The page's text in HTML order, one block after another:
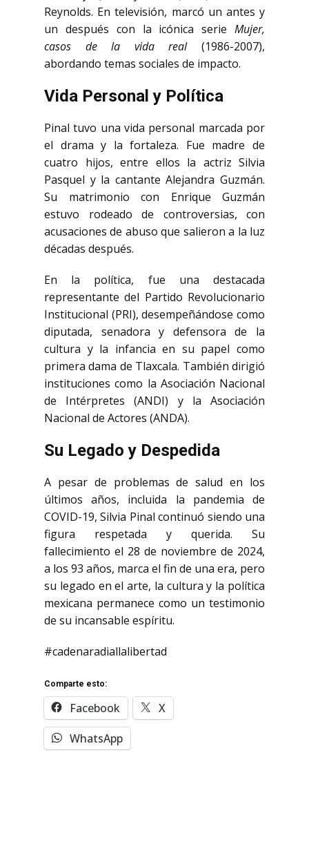
Reynolds. En televisión, marcó un antes y
un después con la icónica serie Mujer,
casos de la vida real(1986-2007),
abordando temas sociales de impacto.
Vida Personal y Política
Pinal tuvo una vida personal marcada por
el drama y la fortaleza. Fue madre de
cuatro hijos, entre ellos la actriz Silvia
Pasquel y la cantante Alejandra Guzmán.
Su matrimonio con Enrique Guzmán
estuvo rodeado de controversias, con
acusaciones de abuso que salieron a la luz
décadas después.
En la política, fue una destacada
representante del Partido Revolucionario
Institucional (PRI), desempeñándose como
diputada, senadora y defensora de la
cultura y la infancia en su papel como
primera dama de Tlaxcala. También dirigió
instituciones como la Asociación Nacional
de Intérpretes (ANDI) y la Asociación
Nacional de Actores (ANDA).
Su Legado y Despedida
A pesar de problemas de salud en los
últimos años, incluida la pandemia de
COVID-19, Silvia Pinal continuó siendo una
figura respetada y querida. Su
fallecimiento el 28 de noviembre de 2024,
a los 93 años, marca el fin de una era, pero
su legado en el arte, la cultura y la política
mexicana permanece como un testimonio
de su incansable espíritu.
#cadenaradiallalibertad
Comparte esto:
Facebook
X
WhatsApp